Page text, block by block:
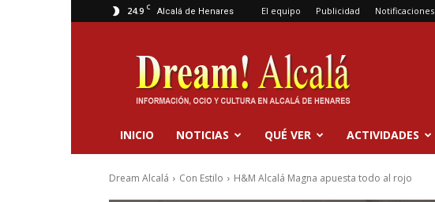
24.9 C Alcalá de Henares El equipo Publicidad Notificaciones
Dream
Alcalá
INICIO NOTICIAS QUÉ VER ACTIVIDADES
Dream Alcalá Con Estilo H&M Alcalá Magna apuesta todo al rojo